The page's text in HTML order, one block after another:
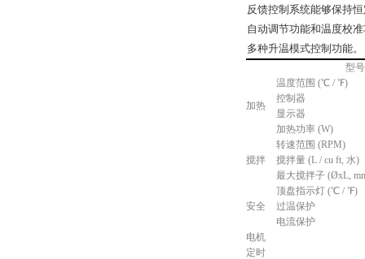
反馈控制系统能够保持
自动调节功能和温度校
多种升温模式控制功能
型号
加热
温度范围 (℃ / ℉)
控制器
显示器
加热功率 (W)
搅拌
转速范围 (RPM)
搅拌量 (L / cu ft, 水)
最大搅拌子 (ØxL,
安全
顶盘指示灯 (℃ / ℉)
过温保护
电流保护
电机
定时